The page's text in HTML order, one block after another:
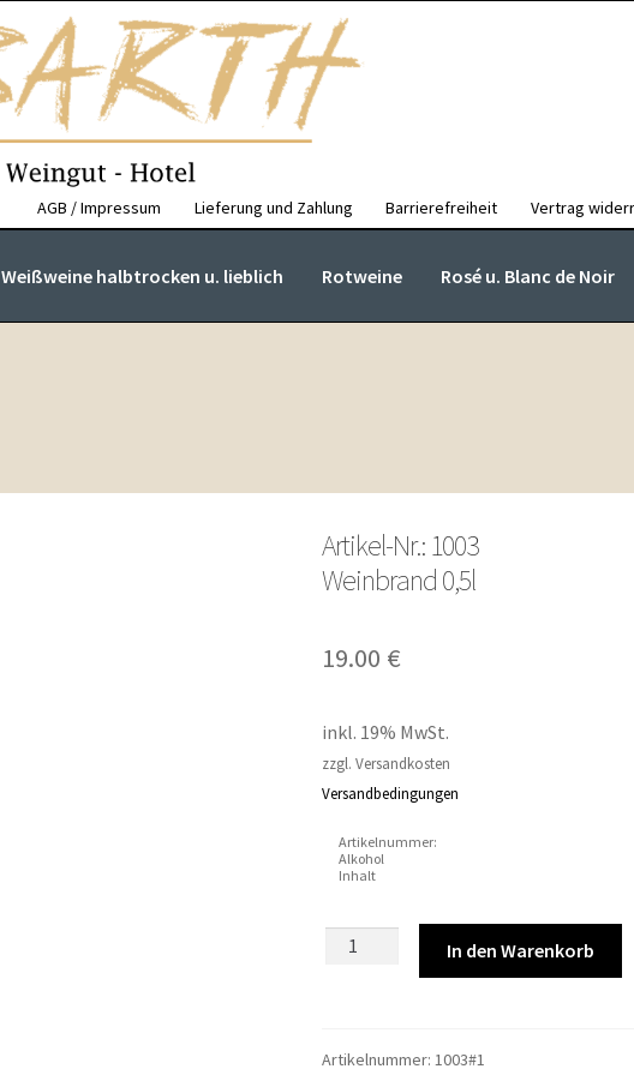
AGB / Impressum Lieferung und Zahlung Barrierefreiheit Vertrag
Weißweine halbtrocken u. lieblich Rotweine Rosé u. Blanc de Noir
Artikel-Nr.: 1003
Weinbrand 0,5l
19.00 €
inkl. 19% MwSt.
zzgl. Versandkosten
Versandbedingungen
Artikelnummer:
Alkohol
Inhalt
Artikel-
Menge
In den Warenkorb
Artikelnummer:1003#1